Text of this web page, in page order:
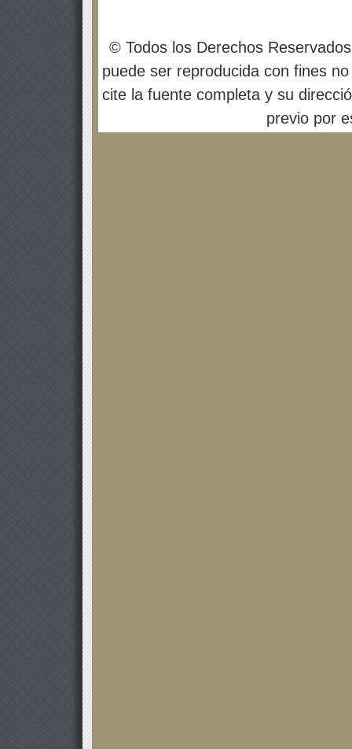
© Todos los Derechos
puede ser reproducida con fines
cite la fuente completa y su
previo por